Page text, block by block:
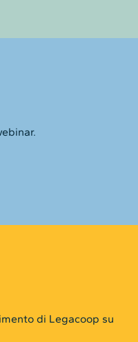
di Legacoop su